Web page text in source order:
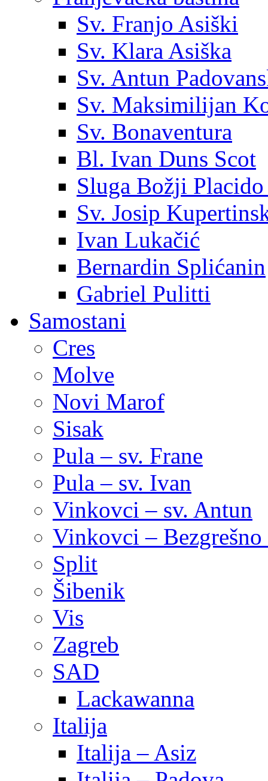
Sv. Franjo Asiški
Sv. Klara Asiška
Sv. Antun
Sv. Maksimilijan
Sv. Bonaventura
Bl. Ivan Duns Scot
Sluga Božji Placido
Sv. Josip
Ivan Lukačić
Bernardin Splićanin
Gabriel Pulitti
Samostani
Cres
Molve
Novi Marof
Sisak
Pula – sv. Frane
Pula – sv. Ivan
Vinkovci – sv. Antun
Vinkovci –
Split
Šibenik
Vis
Zagreb
SAD
Lackawanna
Italija
Italija – Asiz